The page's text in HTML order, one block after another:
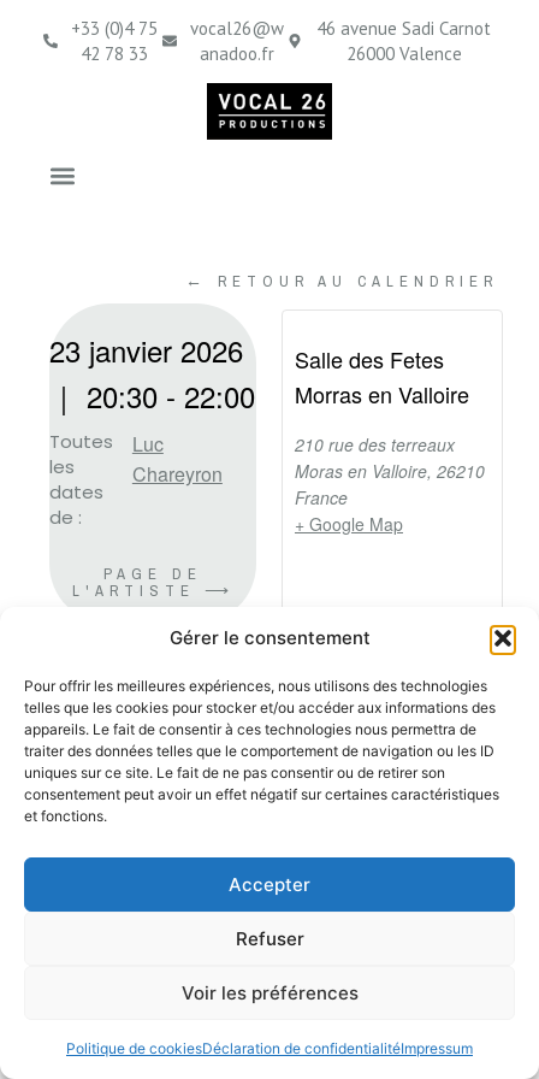
Gérer le consentement
Pour offrir les meilleures expériences, nous utilisons des technologies
telles que les cookies pour stocker et/ou accéder aux informations des
appareils. Le fait de consentir à ces technologies nous permettra de
traiter des données telles que le comportement de navigation ou les ID
uniques sur ce site. Le fait de ne pas consentir ou de retirer son
consentement peut avoir un effet négatif sur certaines caractéristiques
et fonctions.
Accepter
Refuser
Voir les préférences
Politique de cookiesDéclaration de confidentialitéImpressum
+33 (0)4 75
42 78 33
vocal26@w
anadoo.fr
46 avenue Sadi Carnot
26000 Valence
← RETOUR AU CALENDRIER
23 janvier 2026
｜20:30 -22:00
Toutes
les
dates
de :
Luc
Chareyron
PAGE DE
L'ARTISTE ⟶
Salle des Fetes
Morras en Valloire
210 rue des terreaux
Moras en Valloire, 26210
France
+ Google Map